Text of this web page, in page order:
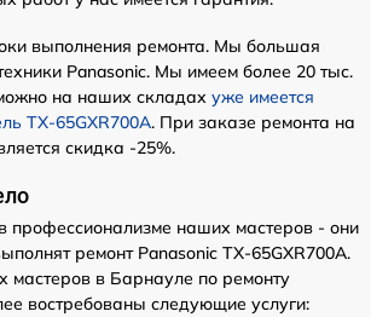
выполнения ремонта. Мы большая
Panasonic. Мы имеем более 20 тыс.
на наших складах уже имеется
TX-65GXR700A. При заказе ремонта на
скидка -25%.
профессионализме наших мастеров - они
ремонт Panasonic TX-65GXR700A.
в Барнауле по ремонту
востребованы следующие услуги: